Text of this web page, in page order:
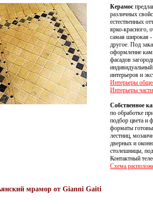
Керамос
различных
естественных
ярко-красного,
самая широкая
другое. Под
оформление
фасадов
интерьеров и
Интерьеры
Интерьеры
Собственное
по обработке
подбор цвета и
форматы
лестниц,
дверных и
столешницы,
Контактный
Схема
мрамор от Gianni Gaiti